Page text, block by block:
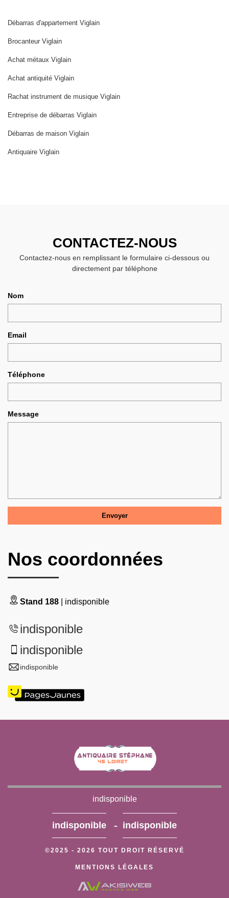
Débarras d'appartement Viglain
Brocanteur Viglain
Achat métaux Viglain
Achat antiquité Viglain
Rachat instrument de musique Viglain
Entreprise de débarras Viglain
Débarras de maison Viglain
Antiquaire Viglain
CONTACTEZ-NOUS
Contactez-nous en remplissant le formulaire ci-dessous ou
directement par téléphone
Nom
Email
Téléphone
Message
Nos coordonnées
Stand 188 | indisponible
indisponible
indisponible
indisponible
indisponible
indisponible - indisponible
©2025 - 2026 TOUT DROIT RÉSERVÉ
MENTIONS LÉGALES